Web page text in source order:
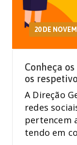
20 DE
Conheça
os
A Direção
redes
pertencem
tendo em